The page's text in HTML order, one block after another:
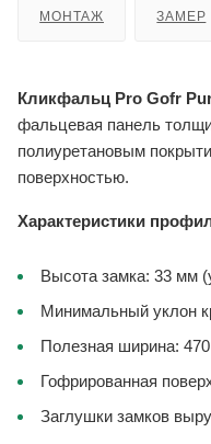
МОНТАЖ ЗАМЕР
Кликфальц Pro Gofr
фальцевая панель
полиуретановым
поверхностью.
Характеристики
Высота замка: 33 мм
Минимальный уклон
Полезная ширина:
Гофрированная
Заглушки замков